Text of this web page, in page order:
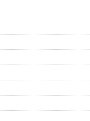
технополимер.